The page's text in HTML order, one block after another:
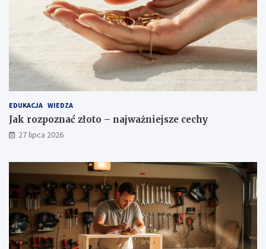
EDUKACJA WIEDZA
Jak rozpoznać złoto – najważniejsze cechy
27 lipca 2026